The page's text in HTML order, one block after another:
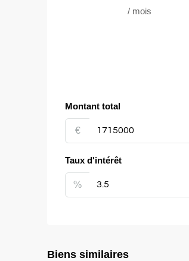
/ mois
Montant total
€
Taux d'intérêt
%
Biens similaires